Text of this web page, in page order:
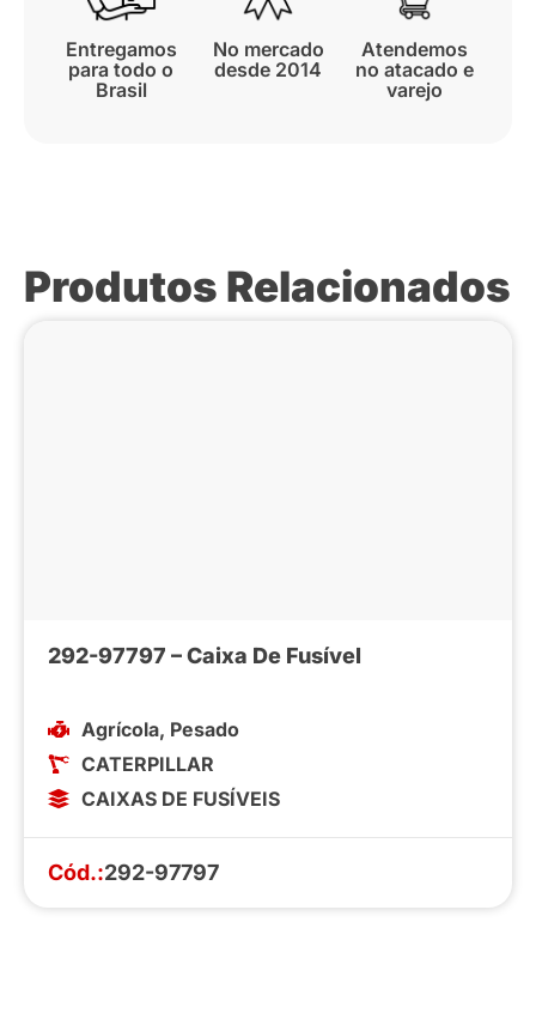
Entregamos
para todo o
Brasil
No mercado
desde 2014
Atendemos
no atacado e
varejo
Produtos Relacionados
292-97797 – Caixa De Fusível
Agrícola, Pesado
CATERPILLAR
CAIXAS DE FUSÍVEIS
Cód.:292-97797